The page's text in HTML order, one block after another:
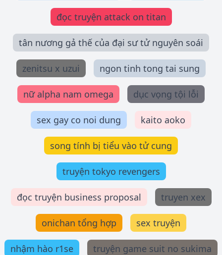
đọc truyện attack on titan
tân nương gả thế của đại sư tử nguyên soái
zenitsu x uzui ngon tinh tong tai sung
nữ alpha nam omega dục vọng tội lỗi
sex gay co noi dung kaito aoko
song tính bị tiểu vào tử cung
truyện tokyo revengers
đọc truyện business proposal truyen xex
onichan tổng hợp sex truyện
nhậm hào r1se truyện game suit no sukima